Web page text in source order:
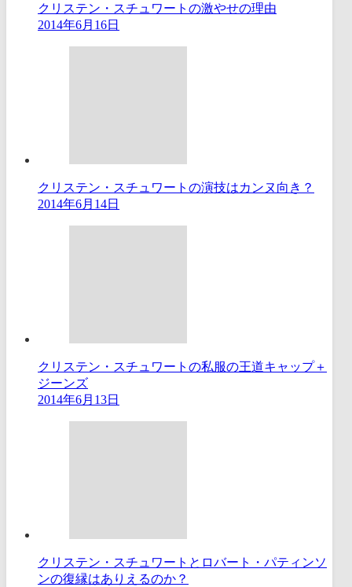
クリステン・スチュワートの激やせの理由
2014年6月16日
クリステン・スチュワートの演技はカンヌ向き？
2014年6月14日
クリステン・スチュワートの私服の王道キャップ＋
ジーンズ
2014年6月13日
クリステン・スチュワートとロバート・パティンソ
ンの復縁はありえるのか？